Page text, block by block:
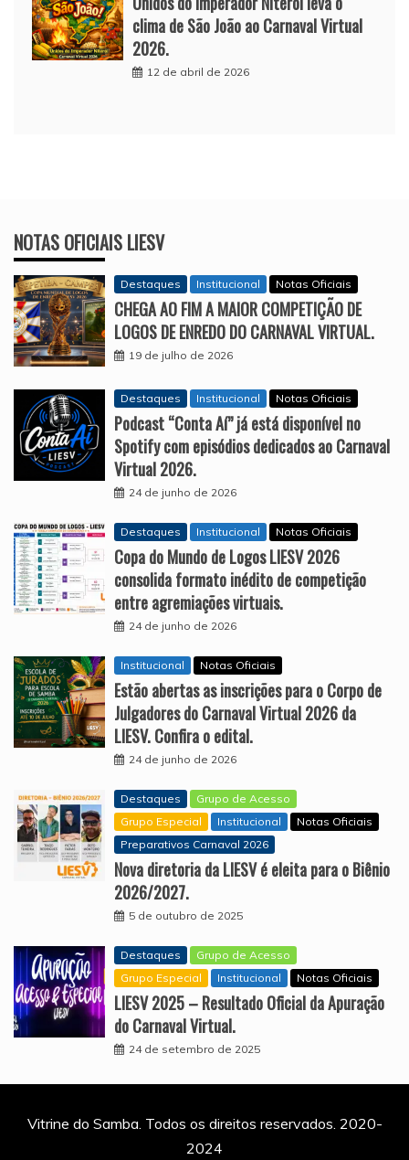
clima de São João ao Carnaval Virtual
2026.
12 de abril de 2026
NOTAS OFICIAIS LIESV
Destaques Institucional Notas Oficiais
CHEGA AO FIM A MAIOR COMPETIÇÃO DE
LOGOS DE ENREDO DO CARNAVAL VIRTUAL.
19 de julho de 2026
Destaques Institucional Notas Oficiais
Podcast “Conta Aí” já está disponível no
Spotify com episódios dedicados ao Carnaval
Virtual 2026.
24 de junho de 2026
Destaques Institucional Notas Oficiais
Copa do Mundo de Logos LIESV 2026
consolida formato inédito de competição
entre agremiações virtuais.
24 de junho de 2026
Institucional Notas Oficiais
Estão abertas as inscrições para o Corpo de
Julgadores do Carnaval Virtual 2026 da
LIESV. Confira o edital.
24 de junho de 2026
Destaques
Grupo de Acesso
Grupo Especial
Institucional
Notas Oficiais
Preparativos Carnaval 2026
Nova diretoria da LIESV é eleita para o Biênio
2026/2027.
5 de outubro de 2025
Destaques
Grupo de Acesso
Grupo Especial
Institucional Notas Oficiais
LIESV 2025 – Resultado Oficial da Apuração
do Carnaval Virtual.
24 de setembro de 2025
Vitrine do Samba. Todos os direitos reservados. 2020-
2024